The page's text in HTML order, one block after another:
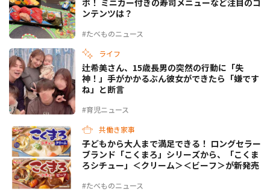
#たべものニュース
ンテンツは？
ライフ
#育児ニュース
辻希美さん、15歳長男の突然の行動に「失
神！」手がかかるぶん彼女ができたら「嫌です
ね」と断言
共働き家事
#たべものニュース
子どもから大人まで満足できる！ ロングセラー
ブランド「こくまろ」シリーズから、「こくま
ろシチュー」＜クリーム＞＜ビーフ＞が新発売